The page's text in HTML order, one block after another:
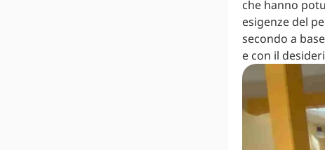
che hanno
esigenze del
secondo a
e con il